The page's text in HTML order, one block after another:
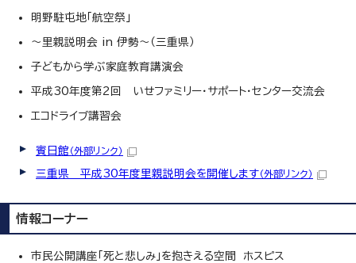
明野駐屯地「航空祭」
～里親説明会 in 伊勢～（三重県）
子どもから学ぶ家庭教育講演会
平成30年度第2回 いせファミリー・サポート・センター交流会
エコドライブ講習会
賓日館 （外部リンク）
三重県 平成30年度里親説明会を開催します（外部リンク）
情報コーナー
市民公開講座「死と悲しみ」を抱きえる空間 ホスピス